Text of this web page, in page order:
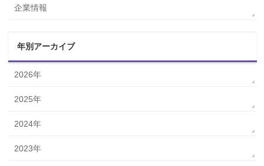
企業情報
年別アーカイブ
2026年
2025年
2024年
2023年